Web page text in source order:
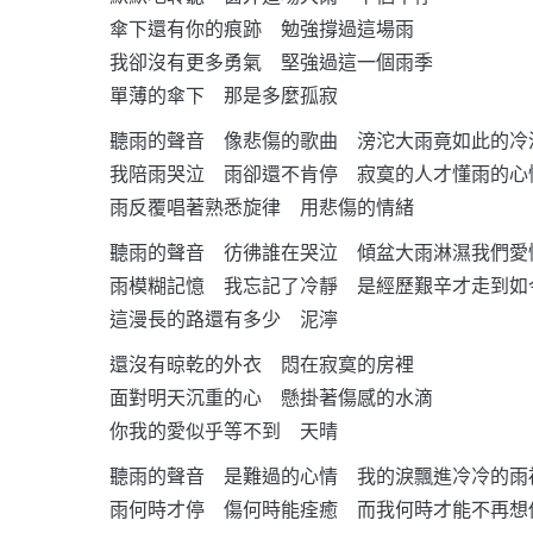
傘下還有你的痕跡 勉強撐過這場雨
我卻沒有更多勇氣 堅強過這一個雨季
單薄的傘下 那是多麼孤寂
聽雨的聲音 像悲傷的歌曲 滂沱大雨竟如此的冷
我陪雨哭泣 雨卻還不肯停 寂寞的人才懂雨的心
雨反覆唱著熟悉旋律 用悲傷的情緒
聽雨的聲音 彷彿誰在哭泣 傾盆大雨淋濕我們愛
雨模糊記憶 我忘記了冷靜 是經歷艱辛才走到如
這漫長的路還有多少 泥濘
還沒有晾乾的外衣 悶在寂寞的房裡
面對明天沉重的心 懸掛著傷感的水滴
你我的愛似乎等不到 天晴
聽雨的聲音 是難過的心情 我的淚飄進冷冷的雨
雨何時才停 傷何時能痊癒 而我何時才能不再想